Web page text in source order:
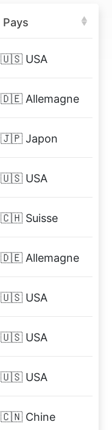
Pays
🇺🇸 USA
🇩🇪 Allemagne
🇯🇵 Japon
🇺🇸 USA
🇨🇭 Suisse
🇩🇪 Allemagne
🇺🇸 USA
🇺🇸 USA
🇺🇸 USA
🇨🇳 Chine